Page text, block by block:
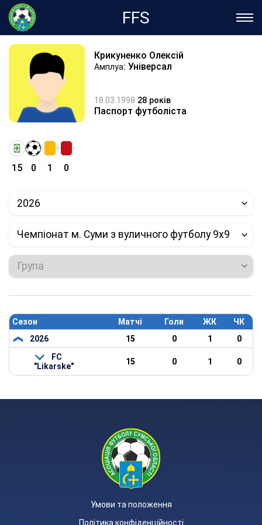
FFS
Крикуненко Олексій
Амплуа: Універсал
18.03.1998 28 років
Паспорт футболіста
15 0 1 0
2026
Чемпіонат м. Суми з вуличного футболу 9х9
Група
Сезон Матчі Голи ЖК
ЧК
2026
15 0 1
0
FC
"Likarske"
15 0 1 0
Умови та положення
Політика конфіденційності